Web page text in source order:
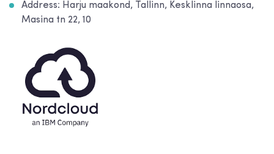
Address: Harju maakond, Tallinn, Kesklinna linnaosa,
Masina tn 22, 10